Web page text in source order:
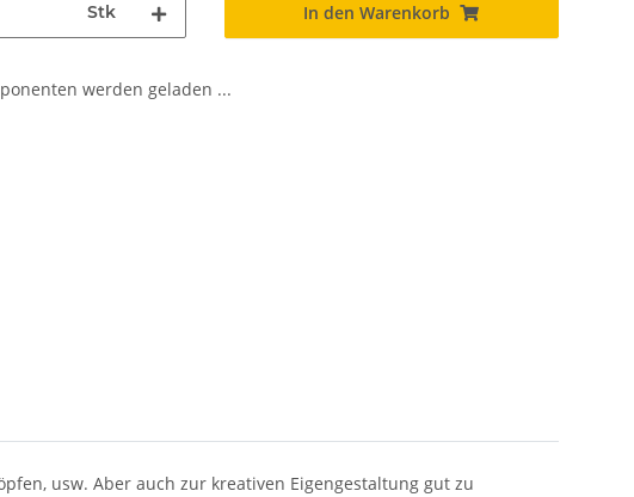
Stk In den Warenkorb
werden geladen ...
usw. Aber auch zur kreativen Eigengestaltung gut zu